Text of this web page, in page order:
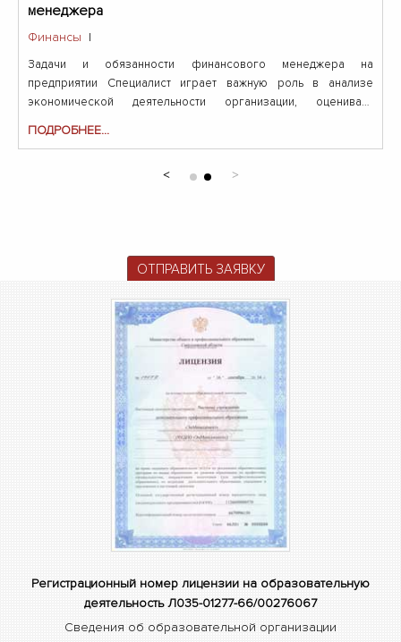
менеджера
Финансы |
Задачи и обязанности финансового менеджера на
предприятии Специалист играет важную роль в анализе
экономической деятельности организации, оценивает
ПОДРОБНЕЕ...
ОТПРАВИТЬ ЗАЯВКУ
Регистрационный номер лицензии на образовательную
деятельность Л035-01277-66/00276067
Сведения об образовательной организации